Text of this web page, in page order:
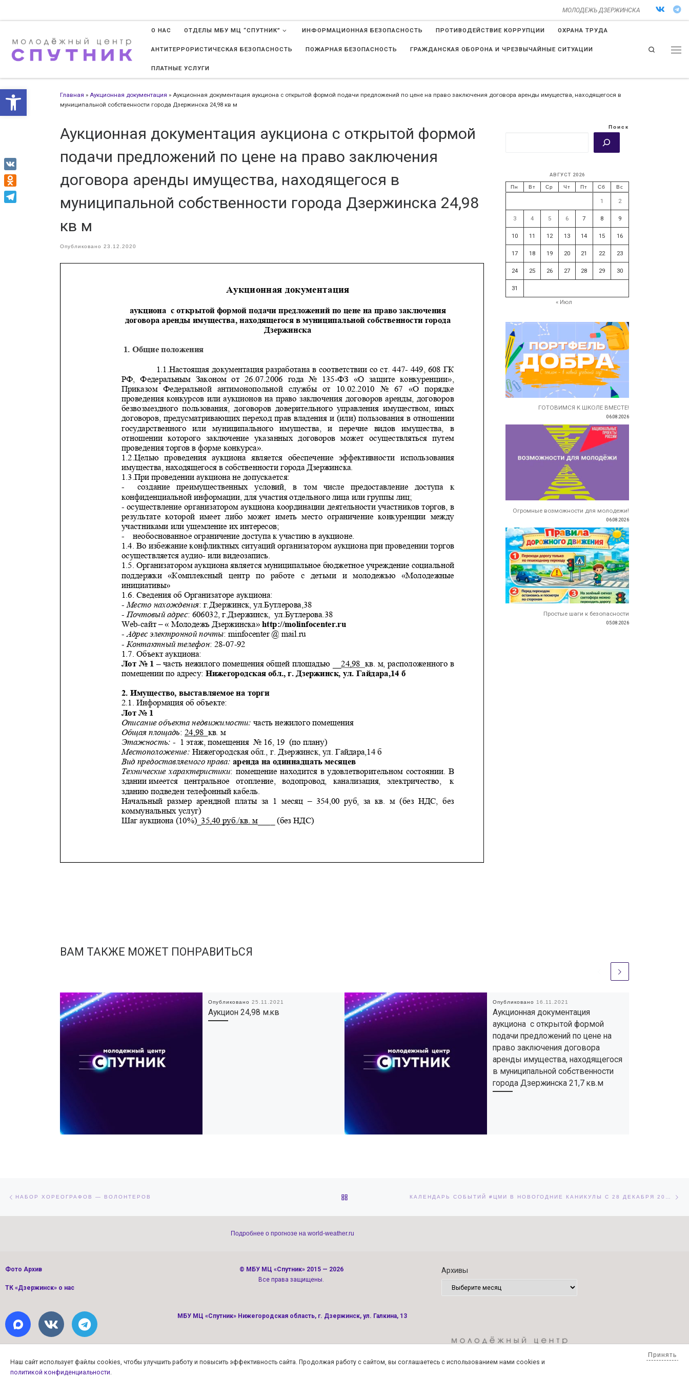
Открыть панель инструментов
МОЛОДЕЖЬ ДЗЕРЖИНСКА
О НАС ОТДЕЛЫ МБУ МЦ “СПУТНИК” ИНФОРМАЦИОННАЯ БЕЗОПАСНОСТЬ ПРОТИВОДЕЙСТВИЕ КОРРУПЦИИ ОХРАНА ТРУДА
АНТИТЕРРОРИСТИЧЕСКАЯ БЕЗОПАСНОСТЬ ПОЖАРНАЯ БЕЗОПАСНОСТЬ ГРАЖДАНСКАЯ ОБОРОНА И ЧРЕЗВЫЧАЙНЫЕ СИТУАЦИИ
ПЛАТНЫЕ УСЛУГИ
Search
Главная » Аукционная документация » Аукционная документация аукциона с открытой формой подачи предложений по цене на право заключения договора аренды имущества, находящегося в
муниципальной собственности города Дзержинска 24,98 кв м
Аукционная документация аукциона с открытой формой
подачи предложений по цене на право заключения
договора аренды имущества, находящегося в
муниципальной собственности города Дзержинска 24,98
кв м
Опубликовано 23.12.2020
ВАМ ТАКЖЕ МОЖЕТ ПОНРАВИТЬСЯ
Опубликовано 25.11.2021
Аукцион 24,98 м.кв
Опубликовано 16.11.2021
Аукционная документация
аукциона с открытой формой
подачи предложений по цене на
право заключения договора
аренды имущества, находящегося
в муниципальной собственности
города Дзержинска 21,7 кв.м
Поиск
АВГУСТ 2026
Пн Вт Ср Чт Пт Сб Вс
1 2
3 4 5 6 7 8 9
10 11 12 13 14 15 16
17 18 19 20 21 22 23
24 25 26 27 28 29 30
31
« Июл
ГОТОВИМСЯ К ШКОЛЕ ВМЕСТЕ!
06.08.2026
Огромные возможности для молодежи!
06.08.2026
Простые шаги к безопасности
05.08.2026
Навигация по записям
НАБОР ХОРЕОГРАФОВ — ВОЛОНТЕРОВ ОБРАТНО К СПИСКУ ЗАПИСЕЙ КАЛЕНДАРЬ СОБЫТИЙ #ЦМИ В НОВОГОДНИЕ КАНИКУЛЫ С 28 ДЕКАБРЯ 2020 ПО 10 ЯНВАРЯ 2021
Подробнее о прогнозе на world-weather.ru
Фото Архив
ТК «Дзержинск» о нас
© МБУ МЦ «Спутник» 2015 — 2026
Все права защищены.
МБУ МЦ «Спутник» Нижегородская область, г. Дзержинск, ул. Галкина, 13
Архивы
VK
Odnoklassniki
Наш сайт использует файлы cookies, чтобы улучшить работу и повысить эффективность сайта. Продолжая работу с сайтом, вы соглашаетесь с использованием нами cookies и
политикой конфиденциальности.
Принять